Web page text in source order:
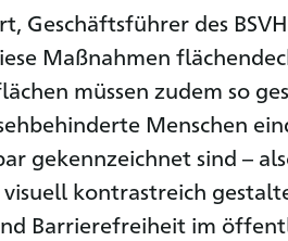
Geschäftsführer des
Maßnahmen
müssen zudem so
Menschen
gekennzeichnet sind –
kontrastreich
Barrierefreiheit im